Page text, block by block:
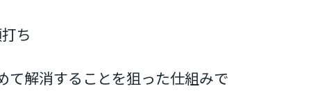
ち
て解消することを狙った仕組みで